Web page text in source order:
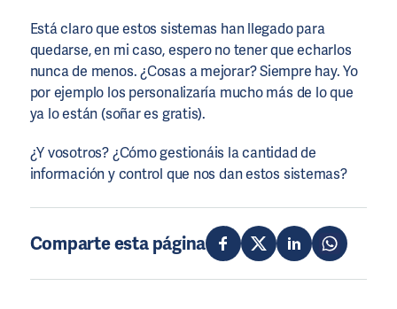
Está claro que estos sistemas han llegado para
quedarse, en mi caso, espero no tener que echarlos
nunca de menos. ¿Cosas a mejorar? Siempre hay. Yo
por ejemplo los personalizaría mucho más de lo que
ya lo están (soñar es gratis).
¿Y vosotros? ¿Cómo gestionáis la cantidad de
información y control que nos dan estos sistemas?
Comparte esta página